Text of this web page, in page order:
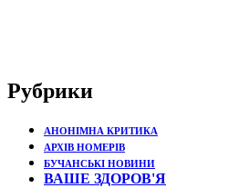
Рубрики
АНОНІМНА КРИТИКА
АРХІВ НОМЕРІВ
БУЧАНСЬКІ НОВИНИ
ВАШЕ ЗДОРОВ'Я